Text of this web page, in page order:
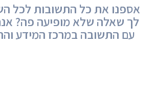
אספנו את כל התשובות לכל
לך שאלה שלא מופיעה פה?
עם התשובה במרכז המידע